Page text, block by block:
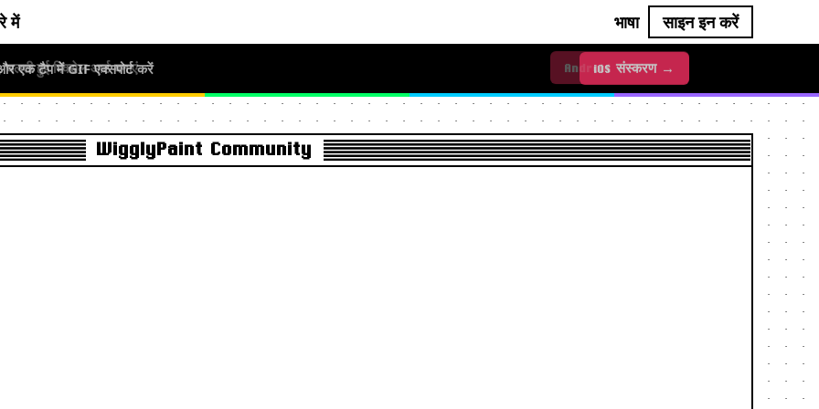
में भाषा साइन इन करें
हुई पिक्सेल आर्ट बनाएं Android संस्करण →
एक टैप में GIF एक्सपोर्ट करें iOS संस्करण →
WigglyPaint Community